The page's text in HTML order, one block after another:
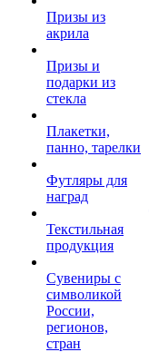
Призы из
акрила
Призы и
подарки из
стекла
Плакетки,
панно, тарелки
Футляры для
наград
Текстильная
продукция
Сувениры с
символикой
России,
регионов,
стран